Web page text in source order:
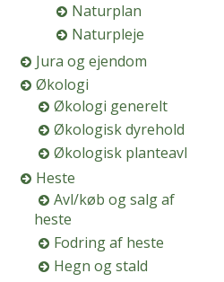
Naturplan
Naturpleje
Jura og ejendom
Økologi
Økologi generelt
Økologisk dyrehold
Økologisk planteavl
Heste
Avl/køb og salg af
heste
Fodring af heste
Hegn og stald